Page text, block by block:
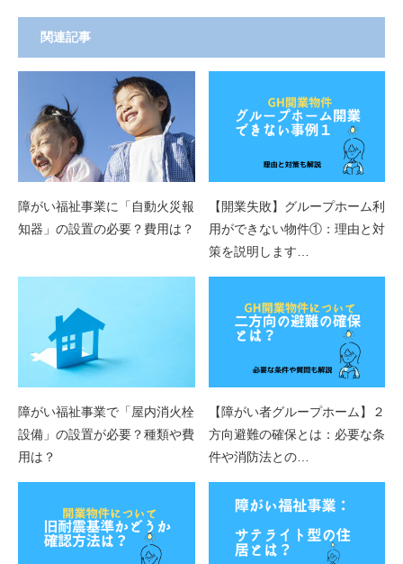
関連記事
障がい福祉事業に「自動火災報
知器」の設置の必要？費用は？
【開業失敗】グループホーム利
用ができない物件①：理由と対
策を説明します…
障がい福祉事業で「屋内消火栓
設備」の設置が必要？種類や費
用は？
【障がい者グループホーム】２
方向避難の確保とは：必要な条
件や消防法との…